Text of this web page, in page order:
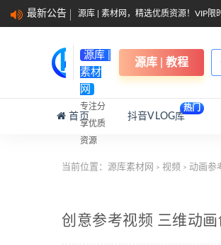
最新公告 源库 | 素材网，精选优质资源！VIP限
源库 |
素材
网
专注分
享优质
资源
源库 | 教程
首页 抖音VLOG库
热门
当前位置： 源库素材网 > 视频 > 动画参
创意参考视频 三维动